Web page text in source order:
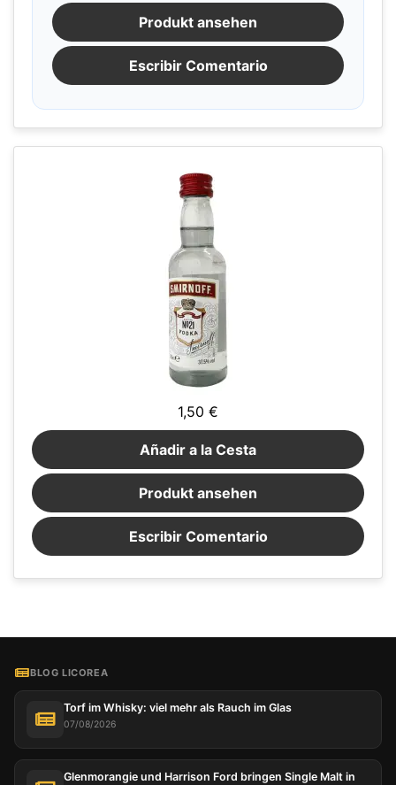
Produkt ansehen
Escribir Comentario
1,50 €
Añadir a la Cesta
Produkt ansehen
Escribir Comentario
BLOG LICOREA
Torf im Whisky: viel mehr als Rauch im Glas
07/08/2026
Glenmorangie und Harrison Ford bringen Single Malt in